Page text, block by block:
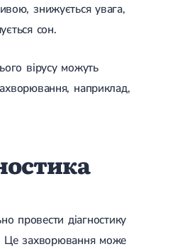
знижується увага,
сон.
вірусу можуть
наприклад,
провести діагностику
Це захворювання може